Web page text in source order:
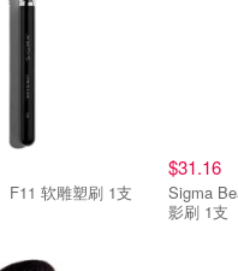
Sigma Beauty F11 软雕塑刷 1支
$31.16
Sigma Beauty SIGMA
影刷 1支